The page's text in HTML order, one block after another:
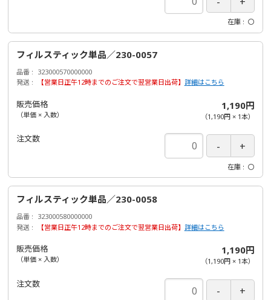
在庫 〇
フィルスティック単品／230-0057
品番
323000570000000
発送
【営業日正午12時までのご注文で翌営業日出荷】 詳細はこちら
販売価格
（単価 × 入数）
1,190円
（1,190円× 1本）
注文数
在庫 〇
フィルスティック単品／230-0058
品番
323000580000000
発送
【営業日正午12時までのご注文で翌営業日出荷】 詳細はこちら
販売価格
（単価 × 入数）
1,190円
（1,190円× 1本）
注文数